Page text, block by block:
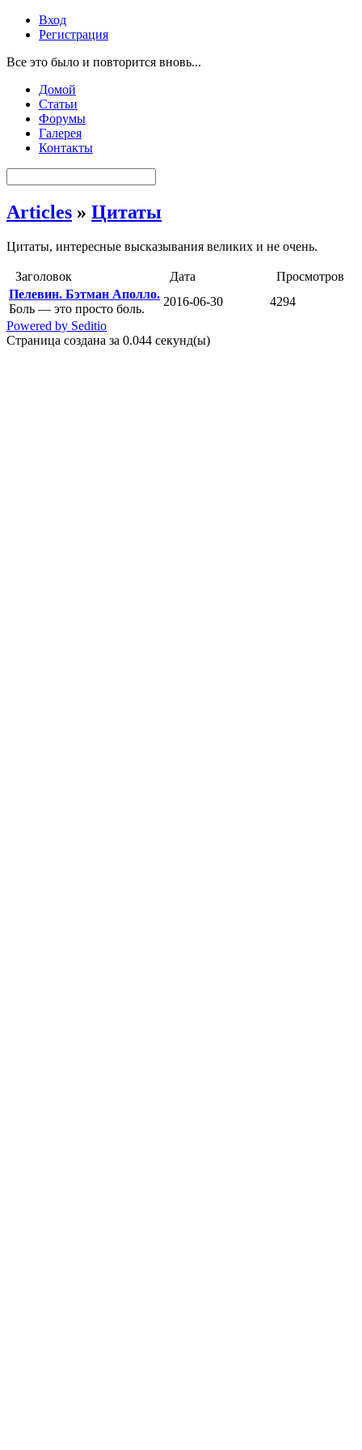
Вход
Регистрация
Все это было и повторится вновь...
Домой
Статьи
Форумы
Галерея
Контакты
Articles » Цитаты
Цитаты, интересные высказывания великих и не очень.
Заголовок Дата
Просмотров
Пелевин. Бэтман Аполло.
Боль — это просто боль.
2016-06-30
4294
Powered by Seditio
Страница создана за 0.044 секунд(ы)